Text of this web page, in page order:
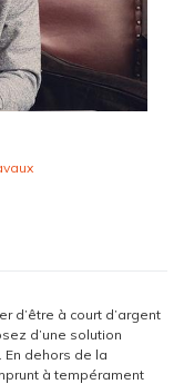
d’être à court d’argent
d’une solution
dehors de la
à tempérament